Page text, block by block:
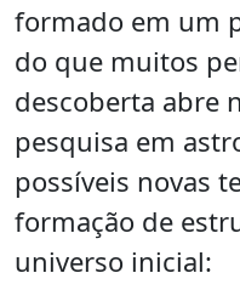
formado em um
do que muitos
descoberta abre
pesquisa em
possíveis novas
formação de
universo inicial: